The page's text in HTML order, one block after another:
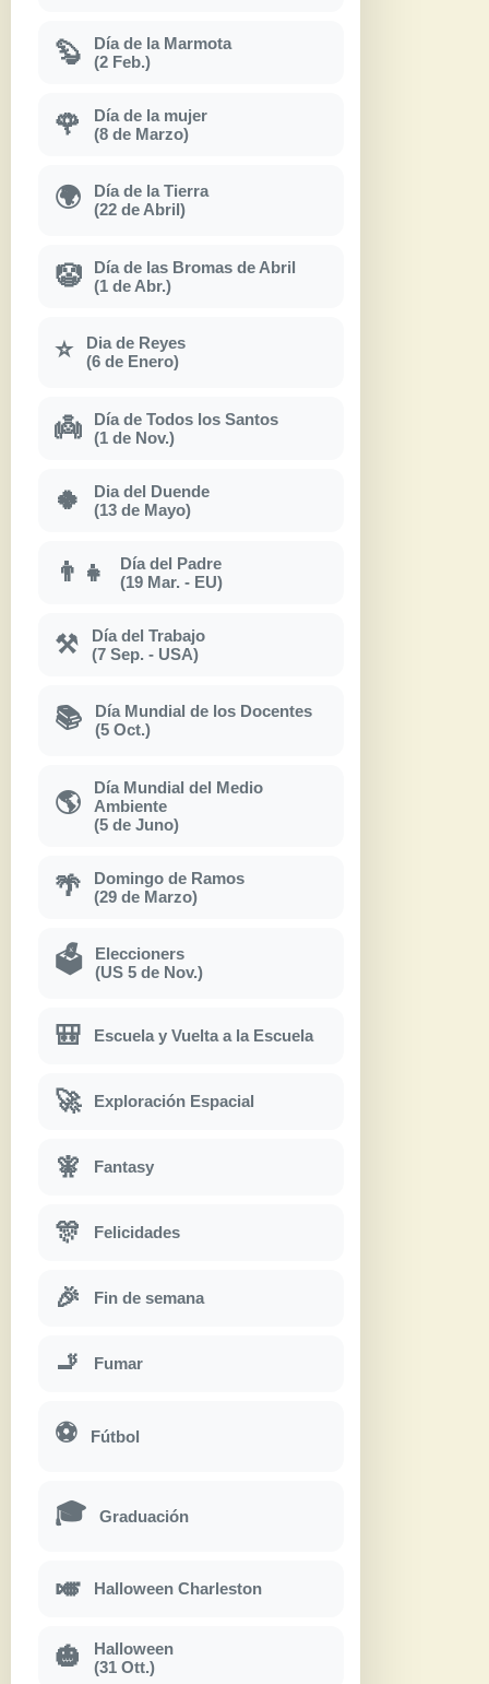
🦫
Día de la Marmota
(2 Feb.)
🌹
Día de la mujer
(8 de Marzo)
🌍
Día de la Tierra
(22 de Abril)
🤡
Día de las Bromas de Abril
(1 de Abr.)
⭐
Dia de Reyes
(6 de Enero)
👼
Día de Todos los Santos
(1 de Nov.)
🍀
Dia del Duende
(13 de Mayo)
👨‍👧
Día del Padre
(19 Mar. - EU)
⚒
Día del Trabajo
(7 Sep. - USA)
📚
Día Mundial de los Docentes
(5 Oct.)
🌎
Día Mundial del Medio
Ambiente
(5 de Juno)
🌴
Domingo de Ramos
(29 de Marzo)
🗳
Eleccioners
(US 5 de Nov.)
🎒 Escuela y Vuelta a la Escuela
🚀 Exploración Espacial
🧚 Fantasy
🎊 Felicidades
🎉 Fin de semana
🚬 Fumar
⚽ Fútbol
🎓 Graduación
🎺 Halloween Charleston
🎃
Halloween
(31 Ott.)